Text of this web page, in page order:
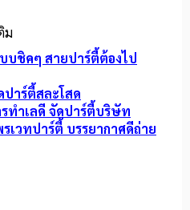
ม
บชิคๆ สายปาร์ตี้ต้องไป
าร์ตี้สละโสด
ทำเลดี จัดปาร์ตี้บริษัท
เวทปาร์ตี้ บรรยากาศดีถ่าย